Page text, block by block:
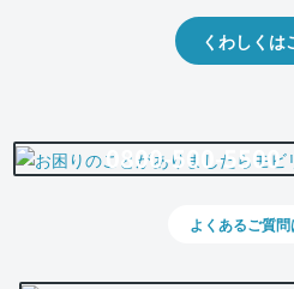
くわしくは
0800-500-5500
よくあるご質